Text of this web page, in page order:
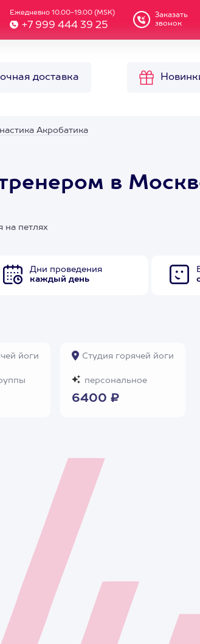
Ежедневно 10.00-19.00 (MSK)
+7 999 444 39 25
Заказать
звонок
доставка
Акробатика
в
на петлях
Дни проведения
каждый день
йоги Студия горячей йоги
персональное
6400 ₽